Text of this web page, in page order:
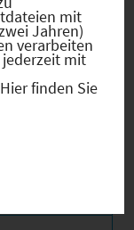
mit
Jahren)
verarbeiten
mit
finden Sie